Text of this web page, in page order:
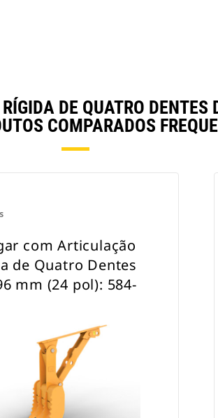
DE QUATRO
COMPARADOS
com Articulação
de Quatro Dentes
mm (24 pol): 584-